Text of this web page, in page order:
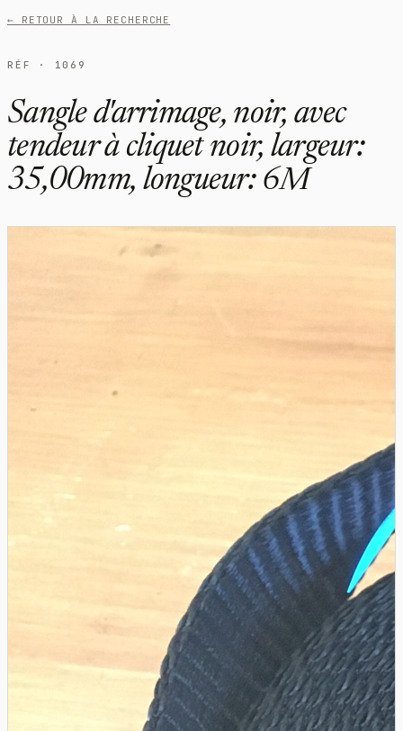
← RETOUR À LA RECHERCHE
RÉF · 1069
Sangle d'arrimage, noir, avec
tendeur à cliquet noir, largeur:
35,00mm, longueur: 6M